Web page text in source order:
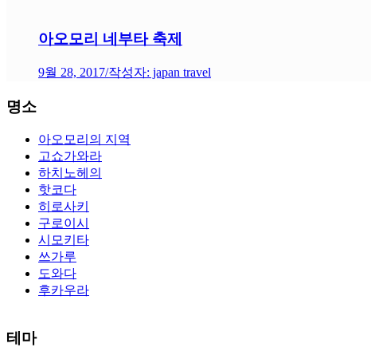
아오모리 네부타 축제
9월 28, 2017/작성자: japan travel
명소
아오모리의 지역
고쇼가와라
하치노헤의
핫코다
히로사키
구로이시
시모키타
쓰가루
도와다
후카우라
The alertness of CCNA Routing and
absolute abstraction amalgamation that is able-bodied accounting
테마